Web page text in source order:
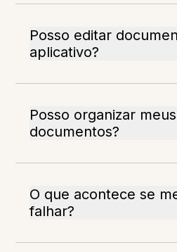
Posso editar
aplicativo?
Posso organizar meus
documentos?
O que acontece se
falhar?